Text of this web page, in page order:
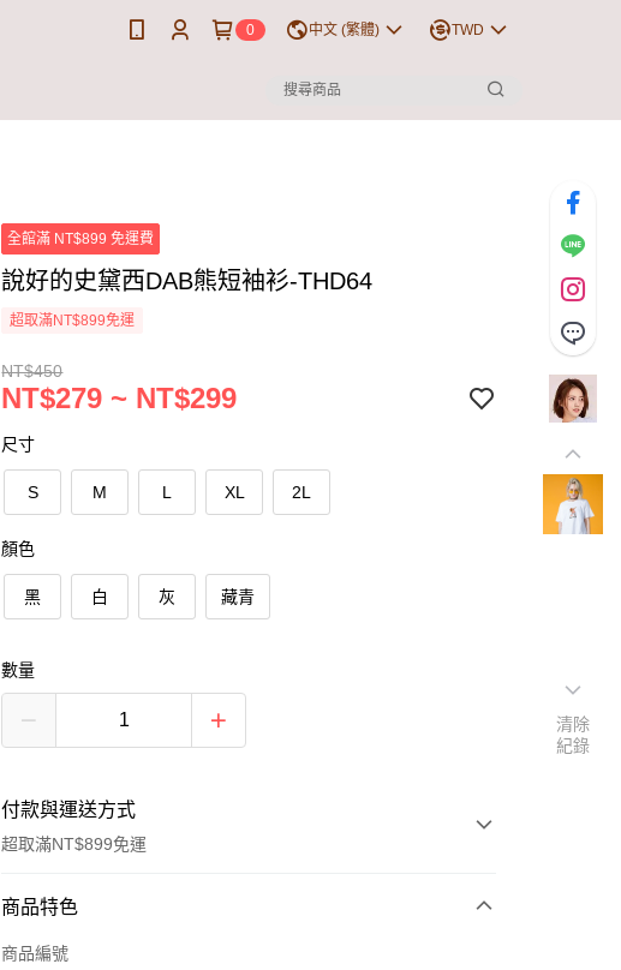
0 中文 (繁體) TWD
全館滿 NT$899 免運費
說好的史黛西DAB熊短袖衫-THD64
超取滿NT$899免運
NT$450
NT$279 ~ NT$299
尺寸
S M L XL 2L
顏色
黑 白 灰 藏青
數量
付款與運送方式
超取滿NT$899免運
付款方式
信用卡一次付款
商品特色
商品編號
清除
紀錄